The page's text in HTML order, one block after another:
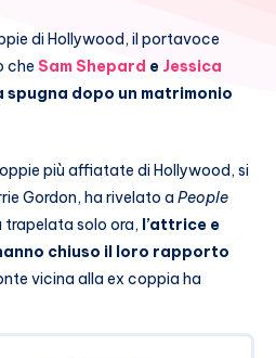
di Hollywood, il portavoce
che Sam Shepard e Jessica
dopo un matrimonio
più affiatate di Hollywood, si
Gordon, ha rivelato a People
trapelata solo ora, l’attrice e
chiuso il loro rapporto
vicina alla ex coppia ha